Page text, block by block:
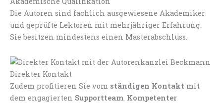
Die Autoren sind fachlich ausgewiesene Akademiker
und geprüfte Lektoren mit mehrjähriger Erfahrung.
Sie besitzen mindestens einen Masterabschluss.
Direkter Kontakt
Zudem profitieren Sie vom ständigen Kontakt mit
dem engagierten Supportteam. Kompetenter